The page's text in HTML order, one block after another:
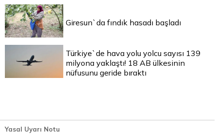
Giresun`da fındık hasadı başladı
Türkiye`de hava yolu yolcu sayısı 139
milyona yaklaştı! 18 AB ülkesinin
nüfusunu geride bıraktı
Yasal Uyarı Notu